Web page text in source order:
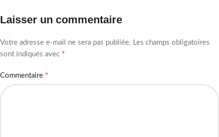
Laisser un commentaire
Votre adresse e-mail ne sera pas publiée. Les champs obligatoires
sont indiqués avec *
Commentaire *